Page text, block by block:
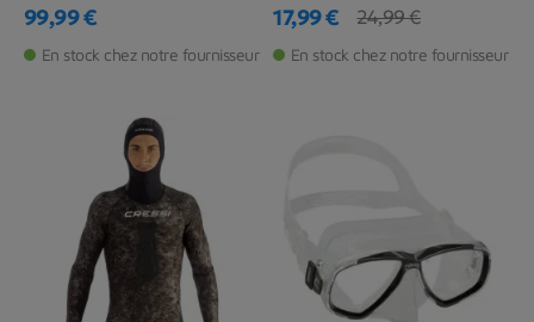
Prix
99,99 €
En stock chez notre fournisseur
Prix
17,99 €
Prix de base
24,99 €
En stock chez notre fournisseur